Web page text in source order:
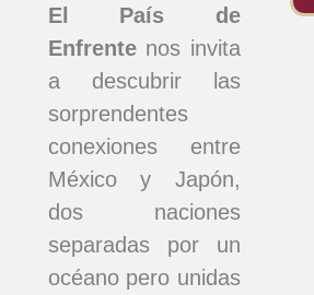
El País de
Enfrentenos invita
a descubrir las
sorprendentes
conexiones entre
México y Japón,
dos naciones
separadas por un
océano pero unidas